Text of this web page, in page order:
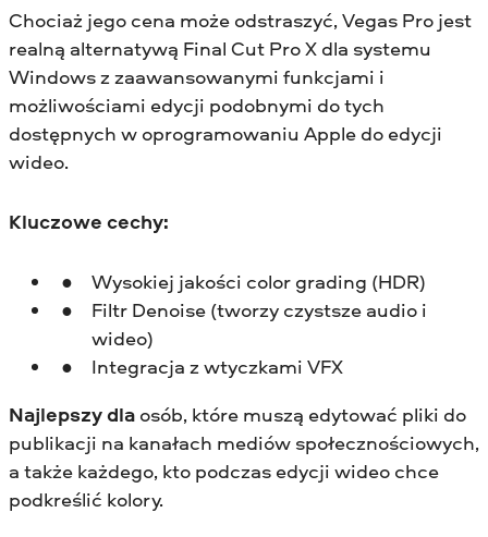
Chociaż jego cena może odstraszyć, Vegas Pro jest
realną alternatywą Final Cut Pro X dla systemu
Windows z zaawansowanymi funkcjami i
możliwościami edycji podobnymi do tych
dostępnych w oprogramowaniu Apple do edycji
wideo.
Kluczowe cechy:
Wysokiej jakości color grading (HDR)
Filtr Denoise (tworzy czystsze audio i
wideo)
Integracja z wtyczkami VFX
Najlepszy dla osób, które muszą edytować pliki do
publikacji na kanałach mediów społecznościowych,
a także każdego, kto podczas edycji wideo chce
podkreślić kolory.